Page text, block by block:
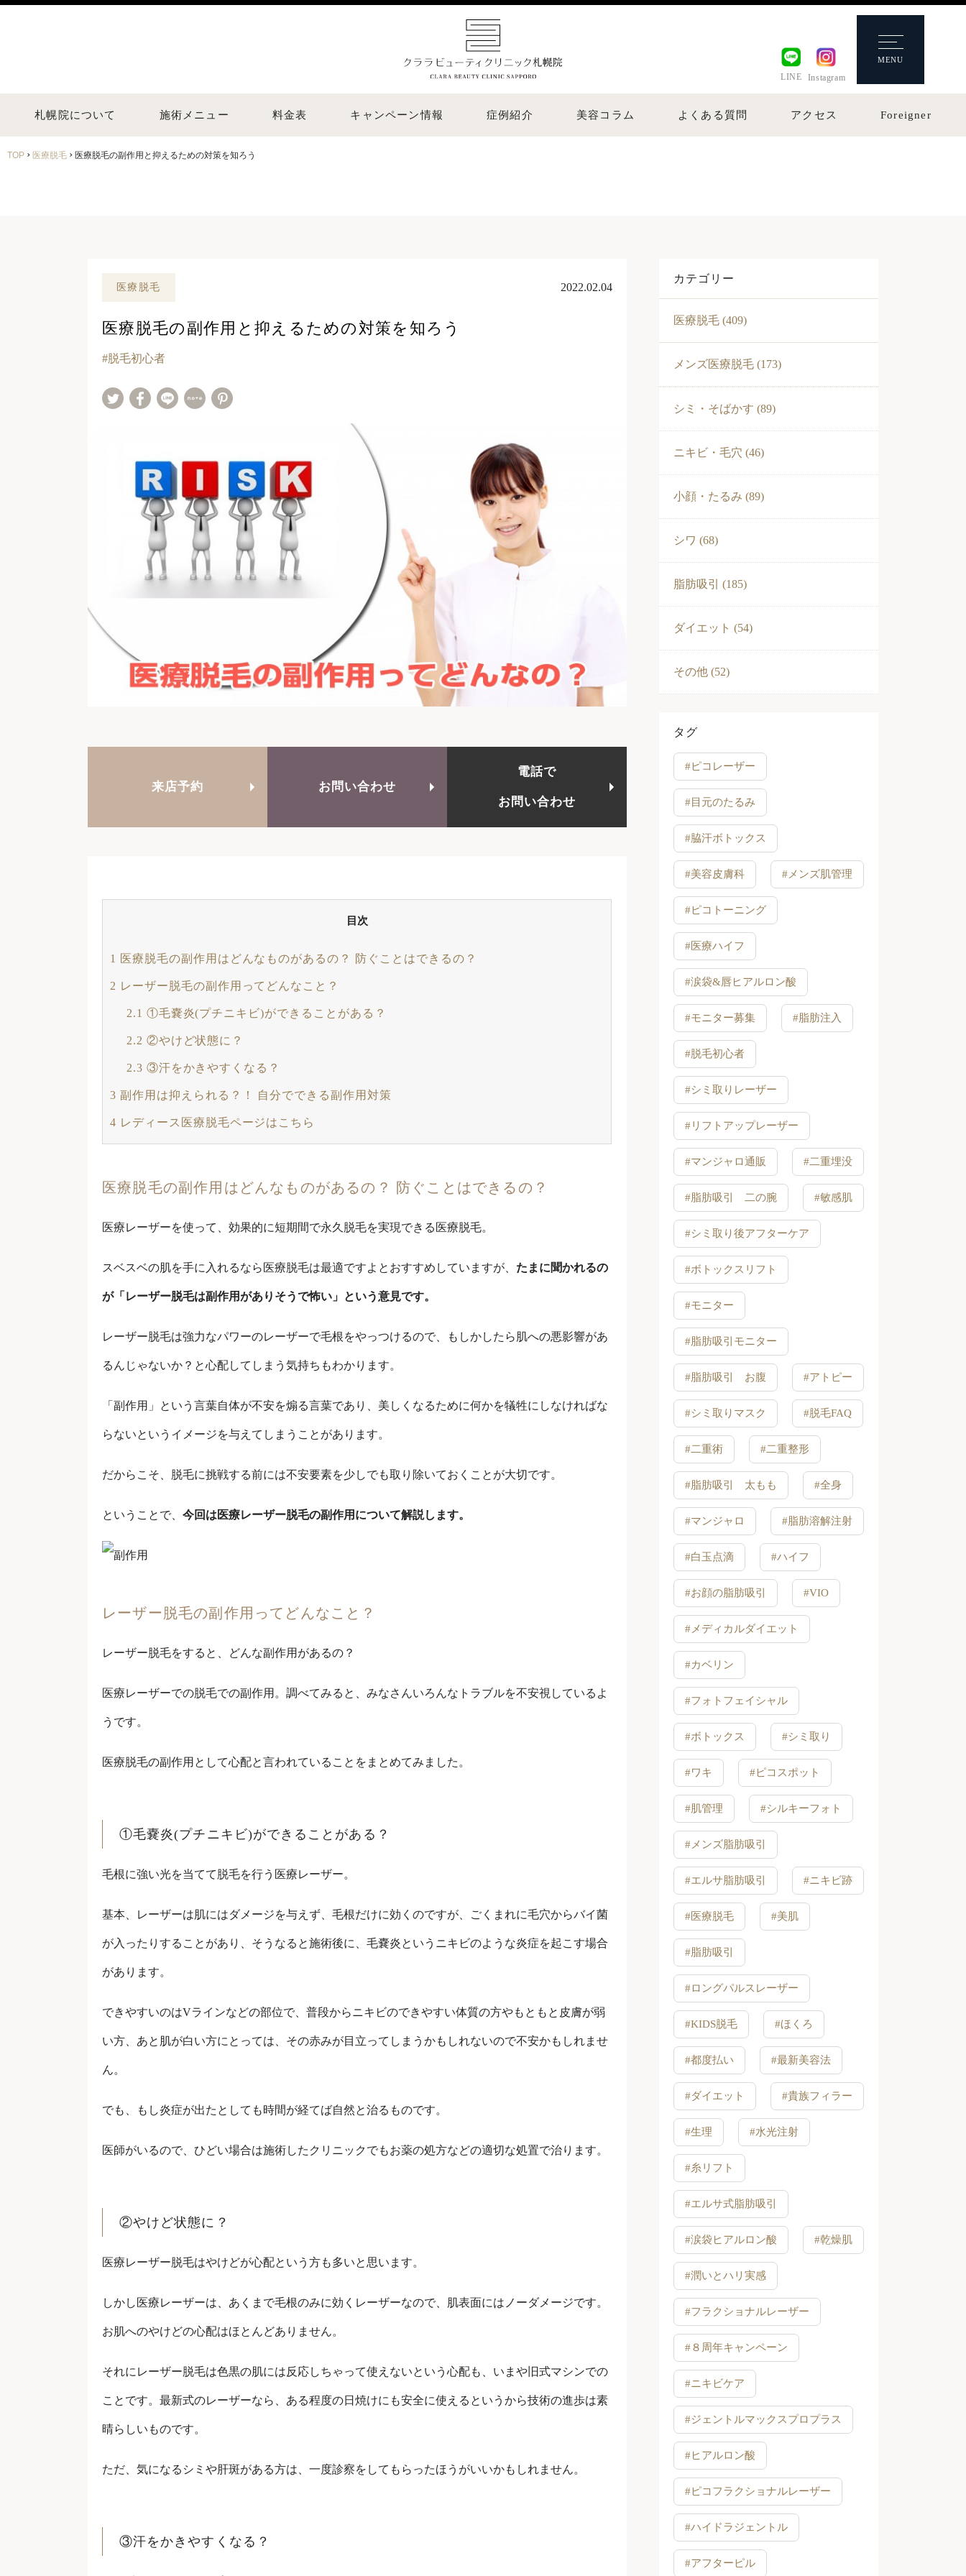
LINE Instagram
MENU
札幌院について 施術メニュー 料金表 キャンペーン情報 症例紹介 美容コラム よくある質問 アクセス Foreigner
TOP › 医療脱毛 › 医療脱毛の副作用と抑えるための対策を知ろう
医療脱毛 2022.02.04
医療脱毛の副作用と抑えるための対策を知ろう
脱毛初心者
来店予約 お問い合わせ
電話で
お問い合わせ
目次
1 医療脱毛の副作用はどんなものがあるの？ 防ぐことはできるの？
2 レーザー脱毛の副作用ってどんなこと？
2.1 ①毛嚢炎(プチニキビ)ができることがある？
2.2 ②やけど状態に？
2.3 ③汗をかきやすくなる？
3 副作用は抑えられる？！ 自分でできる副作用対策
4 レディース医療脱毛ページはこちら
医療脱毛の副作用はどんなものがあるの？ 防ぐことはできるの？
医療レーザーを使って、効果的に短期間で永久脱毛を実現できる医療脱毛。
スベスベの肌を手に入れるなら医療脱毛は最適ですよとおすすめしていますが、 たまに聞かれるの
が「レーザー脱毛は副作用がありそうで怖い」という意見です。
レーザー脱毛は強力なパワーのレーザーで毛根をやっつけるので、もしかしたら肌への悪影響があ
るんじゃないか？と心配してしまう気持ちもわかります。
「副作用」という言葉自体が不安を煽る言葉であり、美しくなるために何かを犠牲にしなければな
らないというイメージを与えてしまうことがあります。
だからこそ、脱毛に挑戦する前には不安要素を少しでも取り除いておくことが大切です。
ということで、 今回は医療レーザー脱毛の副作用について解説します。
レーザー脱毛の副作用ってどんなこと？
レーザー脱毛をすると、どんな副作用があるの？
医療レーザーでの脱毛での副作用。調べてみると、みなさんいろんなトラブルを不安視しているよ
うです。
医療脱毛の副作用として心配と言われていることをまとめてみました。
①毛嚢炎(プチニキビ)ができることがある？
毛根に強い光を当てて脱毛を行う医療レーザー。
基本、レーザーは肌にはダメージを与えず、毛根だけに効くのですが、ごくまれに毛穴からバイ菌
が入ったりすることがあり、そうなると施術後に、毛嚢炎というニキビのような炎症を起こす場合
があります。
できやすいのはVラインなどの部位で、普段からニキビのできやすい体質の方やもともと皮膚が弱
い方、あと肌が白い方にとっては、その赤みが目立ってしまうかもしれないので不安かもしれませ
ん。
でも、もし炎症が出たとしても時間が経てば自然と治るものです。
医師がいるので、ひどい場合は施術したクリニックでもお薬の処方などの適切な処置で治ります。
②やけど状態に？
医療レーザー脱毛はやけどが心配という方も多いと思います。
しかし医療レーザーは、あくまで毛根のみに効くレーザーなので、肌表面にはノーダメージです。
お肌へのやけどの心配はほとんどありません。
それにレーザー脱毛は色黒の肌には反応しちゃって使えないという心配も、いまや旧式マシンでの
ことです。最新式のレーザーなら、ある程度の日焼けにも安全に使えるというから技術の進歩は素
晴らしいものです。
ただ、気になるシミや肝斑がある方は、一度診察をしてもらったほうがいいかもしれません。
③汗をかきやすくなる？
カテゴリー
医療脱毛 (409)
メンズ医療脱毛 (173)
シミ・そばかす (89)
ニキビ・毛穴 (46)
小顔・たるみ (89)
シワ (68)
脂肪吸引 (185)
ダイエット (54)
その他 (52)
タグ
#ピコレーザー
#目元のたるみ
#脇汗ボトックス
#美容皮膚科 #メンズ肌管理
#ピコトーニング
#医療ハイフ
#涙袋&唇ヒアルロン酸
#モニター募集 #脂肪注入
#脱毛初心者
#シミ取りレーザー
#リフトアップレーザー
#マンジャロ通販 #二重埋没
#脂肪吸引 二の腕 #敏感肌
#シミ取り後アフターケア
#ボトックスリフト
#モニター
#脂肪吸引モニター
#脂肪吸引 お腹 #アトピー
#シミ取りマスク #脱毛FAQ
#二重術 #二重整形
#脂肪吸引 太もも #全身
#マンジャロ #脂肪溶解注射
#白玉点滴 #ハイフ
#お顔の脂肪吸引 #VIO
#メディカルダイエット
#カベリン
#フォトフェイシャル
#ボトックス #シミ取り
#ワキ #ピコスポット
#肌管理 #シルキーフォト
#メンズ脂肪吸引
#エルサ脂肪吸引 #ニキビ跡
#医療脱毛 #美肌
#脂肪吸引
#ロングパルスレーザー
#KIDS脱毛 #ほくろ
#都度払い #最新美容法
#ダイエット #貴族フィラー
#生理 #水光注射
#糸リフト
#エルサ式脂肪吸引
#涙袋ヒアルロン酸 #乾燥肌
#潤いとハリ実感
#フラクショナルレーザー
#８周年キャンペーン
#ニキビケア
#ジェントルマックスプロプラス
#ヒアルロン酸
#ピコフラクショナルレーザー
#ハイドラジェントル
#アフターピル